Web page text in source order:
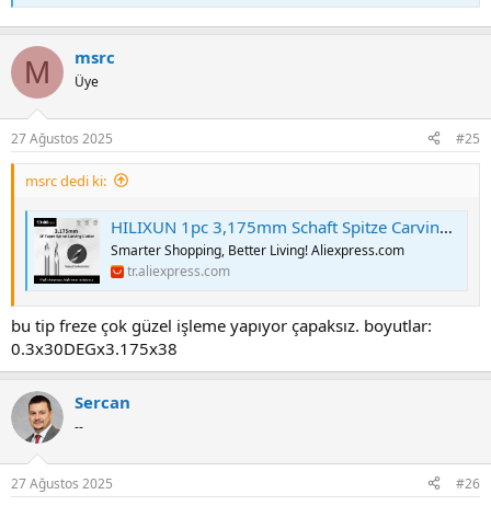
M msrc
Üye
27 Ağustos 2025 #25
msrc dedi ki:
HILIXUN 1pc 3,175mm Schaft Spitze Carving Cutter 20/30/45/60 Grad Fräser Wolfram Hartmetall Router Bit PCB 3D Gravur Bit - AliExpress 1420
Smarter Shopping, Better Living! Aliexpress.com
tr.aliexpress.com
bu tip freze çok güzel işleme yapıyor çapaksız. boyutlar:
0.3x30DEGx3.175x38
Sercan
--
27 Ağustos 2025 #26